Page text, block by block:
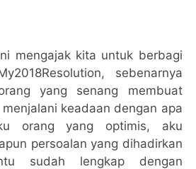
mengajak kita untuk berbagi
sebenarnya
yang senang membuat
keadaan dengan apa
orang yang optimis, aku
persoalan yang dihadirkan
sudah lengkap dengan